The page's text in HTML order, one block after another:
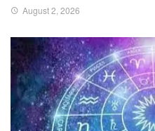
August 2, 2026